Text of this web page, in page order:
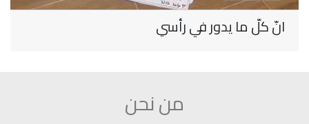
انّ كلّ ما يدور في رأسي
من نحن